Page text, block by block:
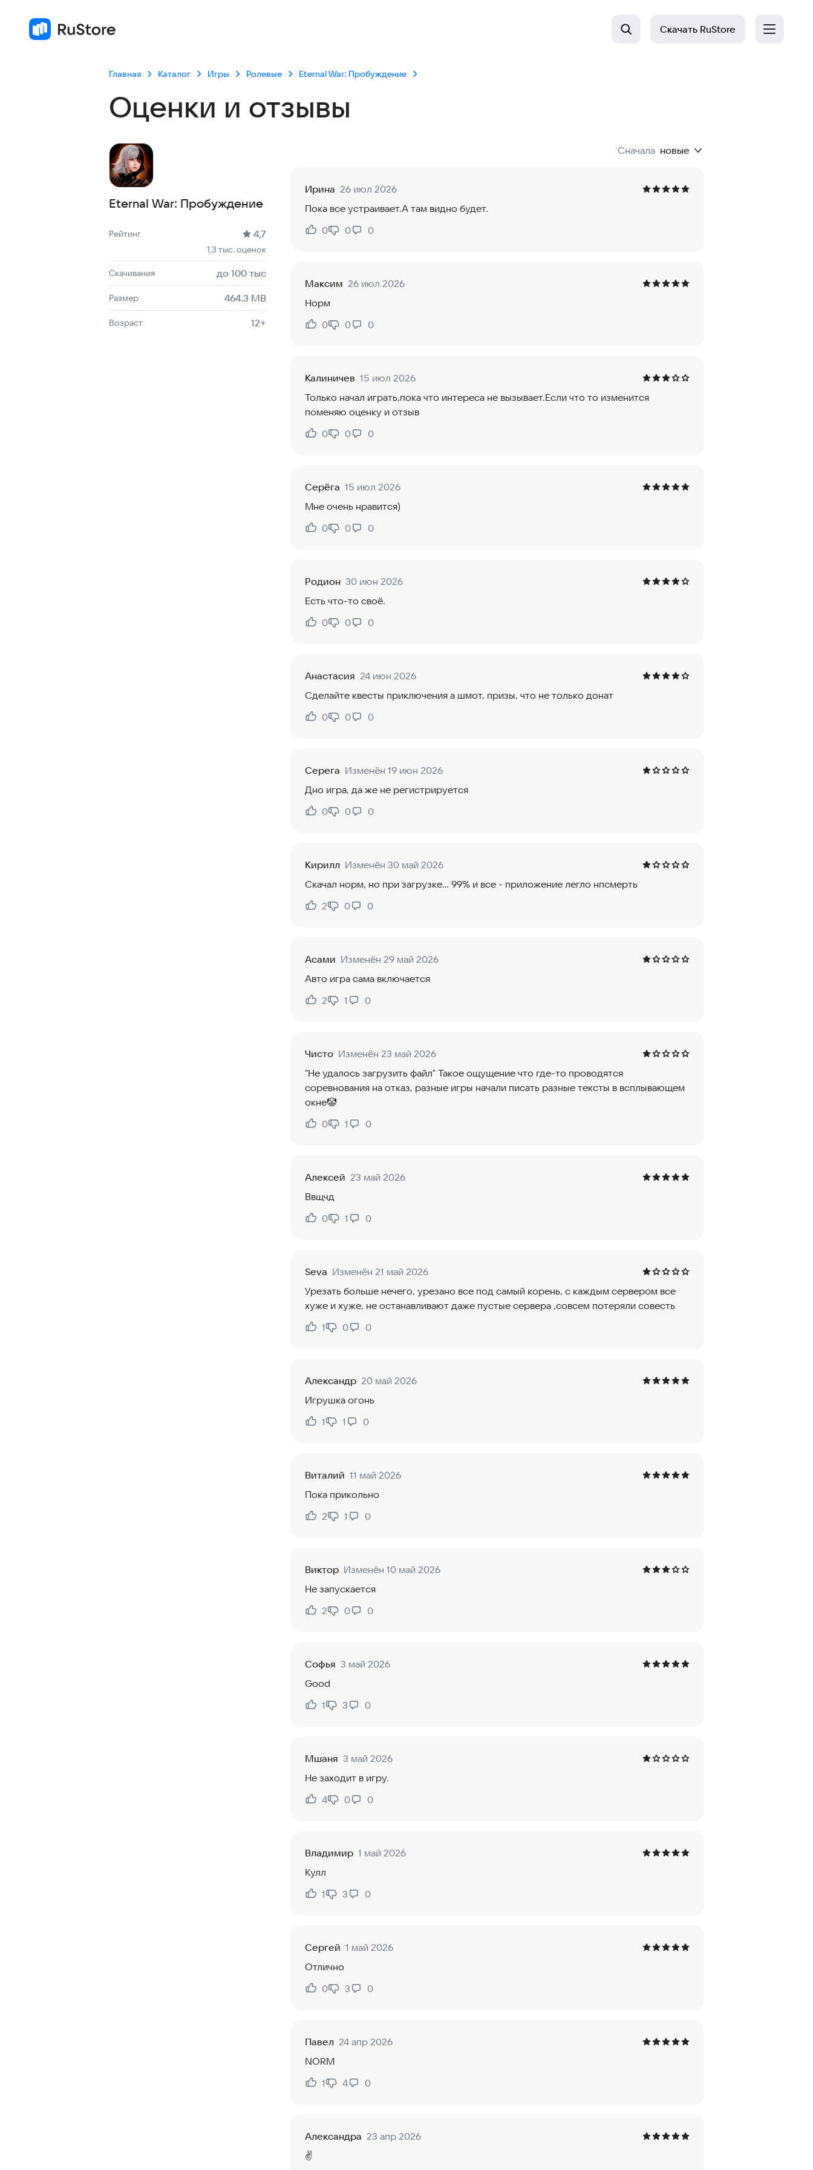
Скачать RuStore
Главная Каталог Игры Ролевые Eternal War: Пробуждение
Оценки и отзывы
Eternal War: Пробуждение
Рейтинг: 4,7, 1,3 тыс. оценок
Скачиваний: до 100 тыс
Размер файла: 464.3 MB
Возрастное ограничение: 464.3 MB
Рейтинг 4,7
1,3 тыс. оценок
Скачивания до 100 тыс
Размер 464.3 MB
Возраст 12+
Сначала новые
Ирина 26 июл 2026
Пока все устраивает.А там видно будет.
Нравится:
0
Не нравится:
0 0
Максим 26 июл 2026
Норм
Нравится:
0
Не нравится:
0 0
Калиничев 15 июл 2026
Только начал играть,пока что интереса не вызывает.Если что то изменится
поменяю оценку и отзыв
Нравится:
0
Не нравится:
0 0
Серёга 15 июл 2026
Мне очень нравится)
Нравится:
0
Не нравится:
0 0
Родион 30 июн 2026
Есть что-то своё.
Нравится:
0
Не нравится:
0 0
Анастасия 24 июн 2026
Сделайте квесты приключения а шмот, призы, что не только донат
Нравится:
0
Не нравится:
0 0
Серега Изменён 19 июн 2026
Дно игра, да же не регистрируется
Нравится:
0
Не нравится:
0 0
Кирилл Изменён 30 май 2026
Скачал норм, но при загрузке... 99% и все - приложение легло нпсмерть
Нравится:
2
Не нравится:
0 0
Асами Изменён 29 май 2026
Авто игра сама включается
Нравится:
2
Не нравится:
1 0
Чисто Изменён 23 май 2026
"Не удалось загрузить файл" Такое ощущение что где-то проводятся
соревнования на отказ, разные игры начали писать разные тексты в всплывающем
окне🤡
Нравится:
0
Не нравится:
1 0
Алексей 23 май 2026
Ввщчд
Нравится:
0
Не нравится:
1 0
Seva Изменён 21 май 2026
Урезать больше нечего, урезано все под самый корень, с каждым сервером все
хуже и хуже, не останавливают даже пустые сервера ,совсем потеряли совесть
Нравится:
1
Не нравится:
0 0
Александр 20 май 2026
Игрушка огонь
Нравится:
1
Не нравится:
1 0
Виталий 11 май 2026
Пока прикольно
Нравится:
2
Не нравится:
1 0
Виктор Изменён 10 май 2026
Не запускается
Нравится:
2
Не нравится:
0 0
Софья 3 май 2026
Good
Нравится:
1
Не нравится:
3 0
Мшаня 3 май 2026
Не заходит в игру.
Нравится:
4
Не нравится:
0 0
Владимир 1 май 2026
Кулл
Нравится:
1
Не нравится:
3 0
Сергей 1 май 2026
Отлично
Нравится:
0
Не нравится:
3 0
Павел 24 апр 2026
NORM
Нравится:
1
Не нравится:
4 0
Александра 23 апр 2026
✌